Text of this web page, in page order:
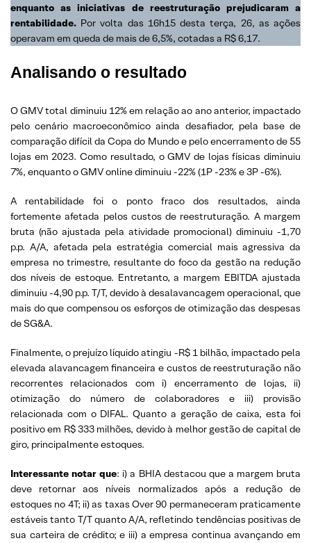
enquanto as iniciativas de reestruturação prejudicaram a
rentabilidade. Por volta das 16h15 desta terça, 26, as ações
operavam em queda de mais de 6,5%, cotadas a R$ 6,17.
Analisando o resultado
O GMV total diminuiu 12% em relação ao ano anterior, impactado
pelo cenário macroeconômico ainda desafiador, pela base de
comparação difícil da Copa do Mundo e pelo encerramento de 55
lojas em 2023. Como resultado, o GMV de lojas físicas diminuiu
7%, enquanto o GMV online diminuiu -22% (1P -23% e 3P -6%).
A rentabilidade foi o ponto fraco dos resultados, ainda
fortemente afetada pelos custos de reestruturação. A margem
bruta (não ajustada pela atividade promocional) diminuiu -1,70
p.p. A/A, afetada pela estratégia comercial mais agressiva da
empresa no trimestre, resultante do foco da gestão na redução
dos níveis de estoque. Entretanto, a margem EBITDA ajustada
diminuiu -4,90 p.p. T/T, devido à desalavancagem operacional, que
mais do que compensou os esforços de otimização das despesas
de SG&A.
Finalmente, o prejuízo líquido atingiu -R$ 1 bilhão, impactado pela
elevada alavancagem financeira e custos de reestruturação não
recorrentes relacionados com i) encerramento de lojas, ii)
otimização do número de colaboradores e iii) provisão
relacionada com o DIFAL. Quanto a geração de caixa, esta foi
positivo em R$ 333 milhões, devido à melhor gestão de capital de
giro, principalmente estoques.
Interessante notar que: i) a BHIA destacou que a margem bruta
deve retornar aos níveis normalizados após a redução de
estoques no 4T; ii) as taxas Over 90 permaneceram praticamente
estáveis tanto T/T quanto A/A, refletindo tendências positivas de
sua carteira de crédito; e iii) a empresa continua avançando em